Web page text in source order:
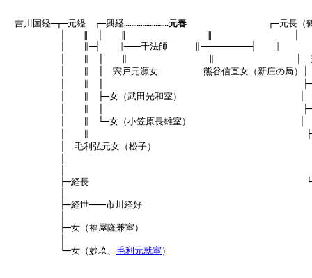
吉川国経─┬─元経　┌─興経……………………元春 ┌─元長（
│　　∥─┤　　∥───千法師　　　∥─────────┤　　∥
│　　∥　│　　∥　　　　　　　　　∥　　　　　　　　　│
│　　∥　│　宍戸元源女　　　　　熊谷信直女（新庄の局）│
│　　∥　│　　　　　　　　　　　　　　　　　　　　　　├─元
│　　∥　├─女（武田光和室）　　　　　　　　　　　　　│
│　　∥　│　　　　　　　　　　　　　　　　　　　　　　├─
│　　∥　└─女（小笠原長雄室）　　　　　　　　　　
│　　∥　　　　　　　　　　　　　　　　　　　　　　　　├─
│　毛利弘元女（松子）　　　　　　　　　　　　　　　　　
├─経長　　　　　　　　　　　　　　　　　　　　　　　　└─
├─経世───市川経好
├─女（福屋隆兼室）
└─女（妙玖、 毛利元就室）